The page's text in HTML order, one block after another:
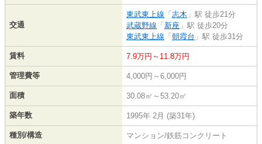
交通
東武東上線 「 志木 」駅 徒歩21分
武蔵野線 「 新座 」駅 徒歩20分
東武東上線 「 朝霞台 」駅 徒歩31分
賃料 7.9万円～11.8万円
管理費等 4,000円～6,000円
面積 30.08㎡～53.20㎡
築年数 1995年 2月 (築31年)
種別/構造 マンション/鉄筋コンクリート